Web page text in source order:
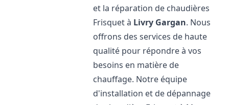
et la réparation de chaudières
Frisquet à Livry Gargan. Nous
offrons des services de haute
qualité pour répondre à vos
besoins en matière de
chauffage. Notre équipe
d'installation et de dépannage